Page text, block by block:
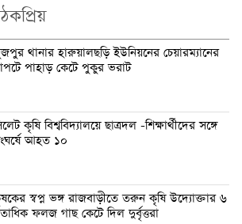
থানার হারুয়ালছড়ি ইউনিয়নের চেয়ারম্যানের
পাহাড় কেটে পুকুর ভরাট
কৃষি বিশ্ববিদ্যালয়ে ছাত্রদল -শিক্ষার্থীদের সঙ্গে
আহত ১০
স্বপ্ন ভঙ্গ রাজবাড়ীতে তরুন কৃষি উদ্যোক্তার ৬
ফলজ গাছ কেটে দিল দুর্বৃত্তরা